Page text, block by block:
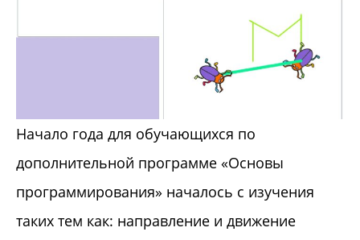
Начало года для обучающихся по
дополнительной программе «Основы
программирования» началось с изучения
таких тем как: направление и движение